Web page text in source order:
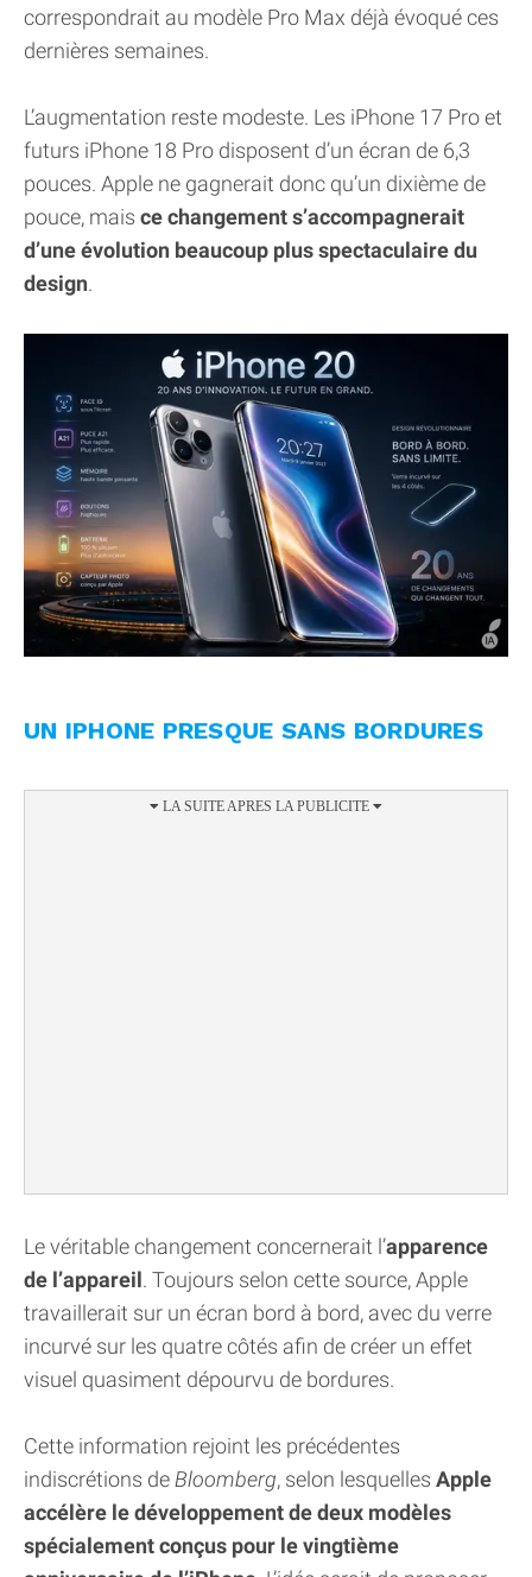
correspondrait au modèle Pro Max déjà évoqué ces
dernières semaines.
L’augmentation reste modeste. Les iPhone 17 Pro et
futurs iPhone 18 Pro disposent d’un écran de 6,3
pouces. Apple ne gagnerait donc qu’un dixième de
pouce, mais ce changement s’accompagnerait
d’une évolution beaucoup plus spectaculaire du
design.
UN IPHONE PRESQUE SANS BORDURES
Le véritable changement concernerait l’apparence
de l’appareil. Toujours selon cette source, Apple
travaillerait sur un écran bord à bord, avec du verre
incurvé sur les quatre côtés afin de créer un effet
visuel quasiment dépourvu de bordures.
Cette information rejoint les précédentes
indiscrétions de Bloomberg, selon lesquelles Apple
accélère le développement de deux modèles
spécialement conçus pour le vingtième